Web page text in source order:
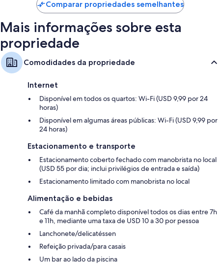
Comparar propriedades semelhantes
Mais informações sobre esta
propriedade
Comodidades da propriedade
Internet
Disponível em todos os quartos: Wi-Fi (USD 9,99 por 24
horas)
Disponível em algumas áreas públicas: Wi-Fi (USD 9,99 por
24 horas)
Estacionamento e transporte
Estacionamento coberto fechado com manobrista no local
(USD 55 por dia; inclui privilégios de entrada e saída)
Estacionamento limitado com manobrista no local
Alimentação e bebidas
Café da manhã completo disponível todos os dias entre 7h
e 11h, mediante uma taxa de USD 10 a 30 por pessoa
Lanchonete/delicatéssen
Refeição privada/para casais
Um bar ao lado da piscina